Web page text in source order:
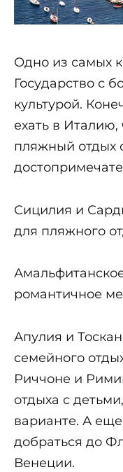
Одно из самых
Государство с
культурой.
ехать в Италию,
пляжный отдых
Сицилия и
для пляжного
романтичное
Апулия и
семейного
Риччоне и
отдыха с
варианте. А
добраться до
Венеции.